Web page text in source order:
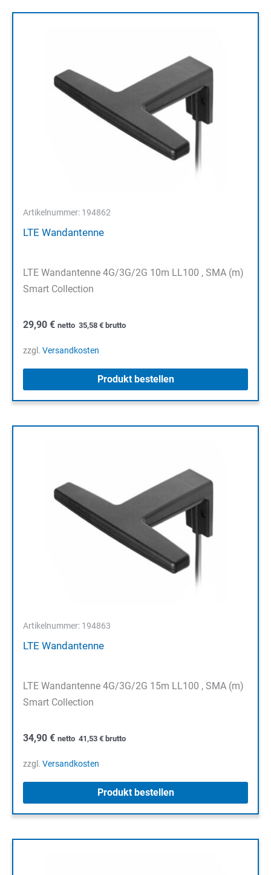
Artikelnummer: 194862
LTE Wandantenne
LTE Wandantenne 4G/3G/2G 10m LL100 , SMA (m)
Smart Collection
29,90 € netto 35,58 € brutto
zzgl. Versandkosten
Produkt bestellen
Artikelnummer: 194863
LTE Wandantenne
LTE Wandantenne 4G/3G/2G 15m LL100 , SMA (m)
Smart Collection
34,90 € netto 41,53 € brutto
zzgl. Versandkosten
Produkt bestellen